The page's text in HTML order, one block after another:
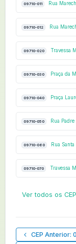
09710-011 Rua
09710-012 Rua
09710-020 Travessa
09710-030 Praça da
09710-040 Praça
09710-050 Rua
09710-060 Rua
09710-070 Travessa
Ver todos os
CEP Anterior: